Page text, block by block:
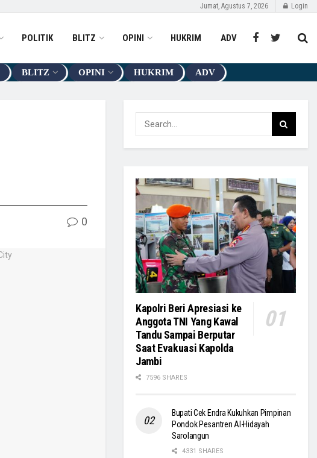
Jumat, Agustus 7, 2026 Login
POLITIK BLITZ OPINI HUKRIM ADV
BLITZ OPINI HUKRIM ADV
0
Kapolri Beri Apresiasi ke
Anggota TNI Yang Kawal
Tandu Sampai Berputar
Saat Evakuasi Kapolda
Jambi
7596 SHARES
Bupati Cek Endra Kukuhkan Pimpinan
Pondok Pesantren Al-Hidayah
Sarolangun
4331 SHARES